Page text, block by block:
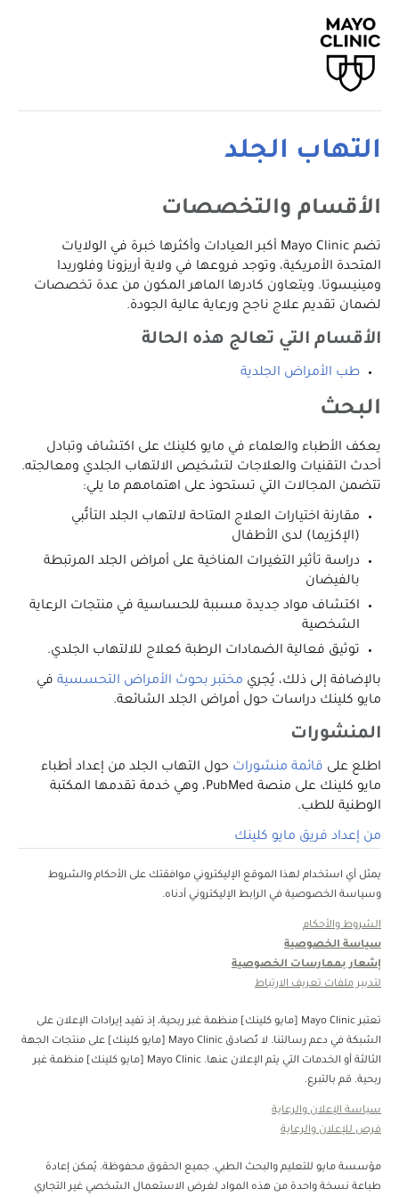
التهاب الجلد
الأقسام والتخصصات
تضم Mayo Clinic أكبر العيادات وأكثرها خبرة في الولايات
المتحدة الأمريكية، وتوجد فروعها في ولاية أريزونا وفلوريدا
ومينيسوتا. ويتعاون كادرها الماهر المكون من عدة تخصصات
لضمان تقديم علاج ناجح ورعاية عالية الجودة.
الأقسام التي تعالج هذه الحالة
طب الأمراض الجلدية
البحث
يعكف الأطباء والعلماء في مايو كلينك على اكتشاف وتبادل
أحدث التقنيات والعلاجات لتشخيص الالتهاب الجلدي ومعالجته.
تتضمن المجالات التي تستحوذ على اهتمامهم ما يلي:
مقارنة اختيارات العلاج المتاحة لالتهاب الجلد التأتُّبي
(الإكزيما) لدى الأطفال
دراسة تأثير التغيرات المناخية على أمراض الجلد المرتبطة
بالفيضان
اكتشاف مواد جديدة مسببة للحساسية في منتجات الرعاية
الشخصية
توثيق فعالية الضمادات الرطبة كعلاج للالتهاب الجلدي.
بالإضافة إلى ذلك، يُجري مختبر بحوث الأمراض التحسسية في
مايو كلينك دراسات حول أمراض الجلد الشائعة.
المنشورات
اطلع على قائمة منشورات حول التهاب الجلد من إعداد أطباء
مايو كلينك على منصة PubMed، وهي خدمة تقدمها المكتبة
الوطنية للطب.
من إعداد فريق مايو كلينك
يمثل أي استخدام لهذا الموقع الإليكتروني موافقتك على الأحكام والشروط
وسياسة الخصوصية في الرابط الإليكتروني أدناه.
الشروط والأحكام
سياسة الخصوصية
إشعار بممارسات الخصوصية
لتدبير ملفات تعريف الارتباط
تعتبر Mayo Clinic [مايو كلينك] منظمة غبر ربحية، إذ تفيد إيرادات الإعلان على
الشبكة في دعم رسالتنا. لا تُصادق Mayo Clinic [مايو كلينك] على منتجات الجهة
الثالثة أو الخدمات التي يتم الإعلان عنها. Mayo Clinic [مايو كلينك] منظمة غير
ربحية. قم بالتبرع.
سياسة الإعلان والرعاية
فرص للإعلان والرعاية
مؤسسة مايو للتعليم والبحث الطبي. جميع الحقوق محفوظة. يُمكن إعادة
طباعة نسخة واحدة من هذه المواد لغرض الاستعمال الشخصي غير التجاري